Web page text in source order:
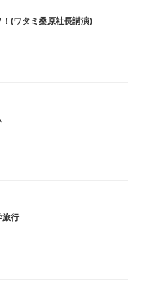
(ワタミ桑原社長講演)
旅行